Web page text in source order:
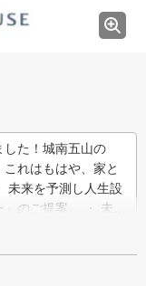
た！城南五山の
れはもはや、家と
未来を予測し人生設
のご提案。 ・ 未来
ームをオンライ…